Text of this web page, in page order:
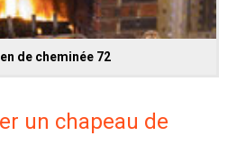
de cheminée 72
un chapeau de